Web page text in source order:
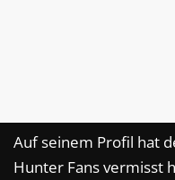
Auf seinem Profil hat
Hunter Fans vermisst